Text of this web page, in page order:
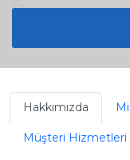
Hakkımızda
Müşteri Hizmetleri